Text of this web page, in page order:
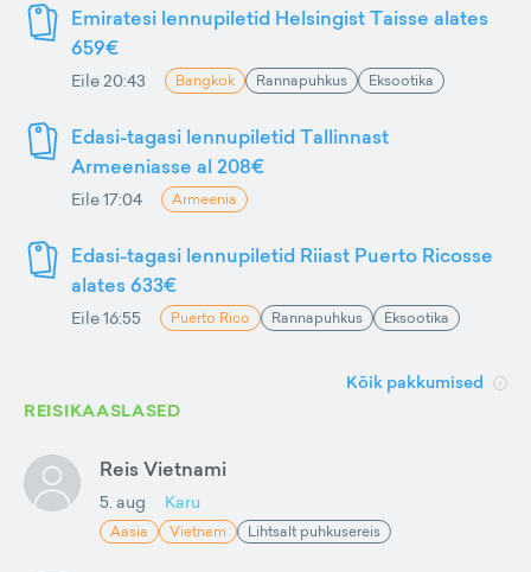
Emiratesi lennupiletid Helsingist Taisse alates
659€
Eile 20:43 Bangkok Rannapuhkus Eksootika
Edasi-tagasi lennupiletid Tallinnast
Armeeniasse al 208€
Eile 17:04 Armeenia
Edasi-tagasi lennupiletid Riiast Puerto Ricosse
alates 633€
Eile 16:55 Puerto Rico Rannapuhkus Eksootika
Kõik pakkumised
REISIKAASLASED
Reis Vietnami
5. aug Karu
Aasia Vietnam Lihtsalt puhkusereis